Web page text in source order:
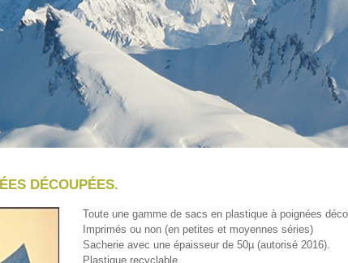
DÉCOUPÉES.
Toute une gamme de sacs en plastique à poignées
Imprimés ou non (en petites et moyennes séries)
Sacherie avec une épaisseur de 50µ (autorisé 2016).
Plastique recyclable.